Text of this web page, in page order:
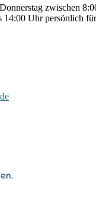
zwischen
14:00 Uhr persönlich für